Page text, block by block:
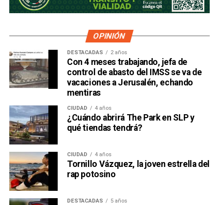
OPINIÓN
DESTACADAS 2 años
Con 4 meses trabajando, jefa de
control de abasto del IMSS se va de
vacaciones a Jerusalén, echando
mentiras
CIUDAD 4 años
¿Cuándo abrirá The Park en SLP y
qué tiendas tendrá?
CIUDAD 4 años
Tornillo Vázquez, la joven estrella del
rap potosino
DESTACADAS 5 años